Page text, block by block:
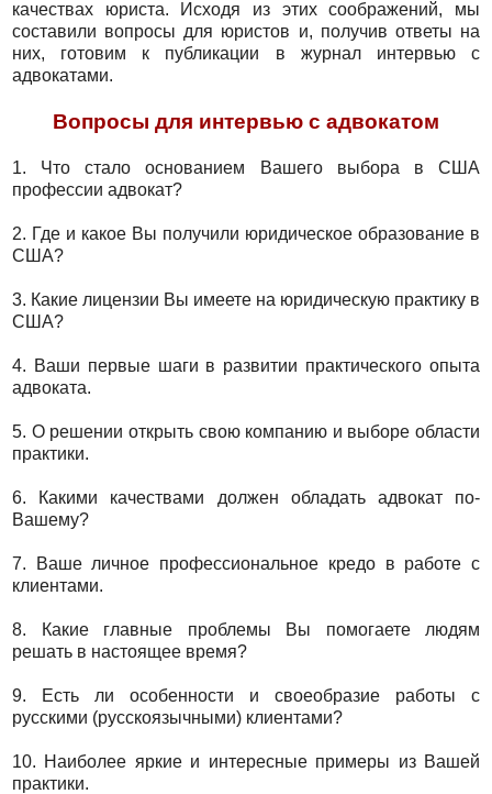
качествах юриста. Исходя из этих соображений, мы
составили вопросы для юристов и, получив ответы на
них, готовим к публикации в журнал интервью с
адвокатами.
Вопросы для интервью с адвокатом
1. Что стало основанием Вашего выбора в США
профессии адвокат?
2. Где и какое Вы получили юридическое образование в
США?
3. Какие лицензии Вы имеете на юридическую практику в
США?
4. Ваши первые шаги в развитии практического опыта
адвоката.
5. О решении открыть свою компанию и выборе области
практики.
6. Какими качествами должен обладать адвокат по-
Вашему?
7. Ваше личное профессиональное кредо в работе с
клиентами.
8. Какие главные проблемы Вы помогаете людям
решать в настоящее время?
9. Есть ли особенности и своеобразие работы с
русскими (русскоязычными) клиентами?
10. Наиболее яркие и интересные примеры из Вашей
практики.